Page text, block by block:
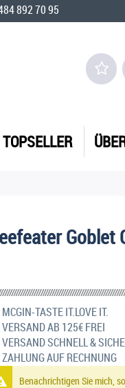
892 70 95
TOPSELLER
Goblet
MCGIN-TASTE IT.LOVE IT.
VERSAND AB 125€ FREI
VERSAND SCHNELL &
ZAHLUNG AUF RECHNUNG
Benachrichtigen Sie mich,